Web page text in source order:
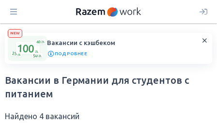
NEW
Вакансии с кэшбеком
ПОДРОБНЕЕ
Вакансии в Германии для студентов с
питанием
Найдено 4 вакансий